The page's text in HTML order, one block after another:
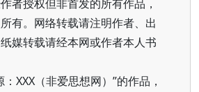
者授权但非首发的所有作品，
有。网络转载请注明作者、出
媒转载请经本网或作者本人书
XXX（非爱思想网）”的作品，